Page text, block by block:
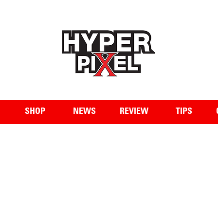
SHOP NEWS REVIEW TIPS